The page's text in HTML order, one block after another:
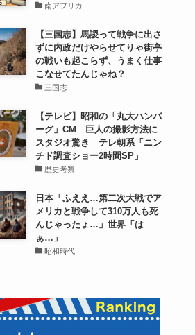
南アフリカ
【三国志】馬謖って戦争に出さ
ずに内政だけやらせてりゃ街亭
の戦いも起こらず、うまく仕事
こなせてたんじゃね？
三国志
【テレビ】昭和の「丸大ハンバ
ーグ」CM 巨人の撮影方法に
スタジオ驚き テレ朝系「ニン
チド調査ショー2時間SP」
歴史考察
日本「ふええ…第二次大戦でア
メリカと戦争して310万人も死
んじゃったょ…」世界「は
ぁ…」
昭和時代